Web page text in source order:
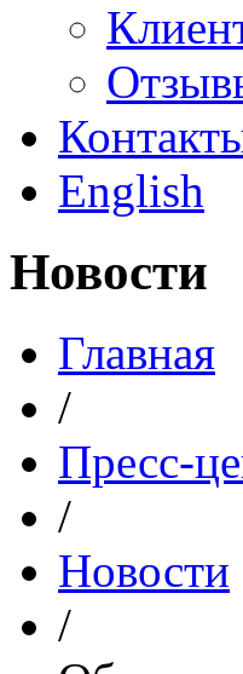
English
Новости
Главная
/
Пресс-
/
Новости
/